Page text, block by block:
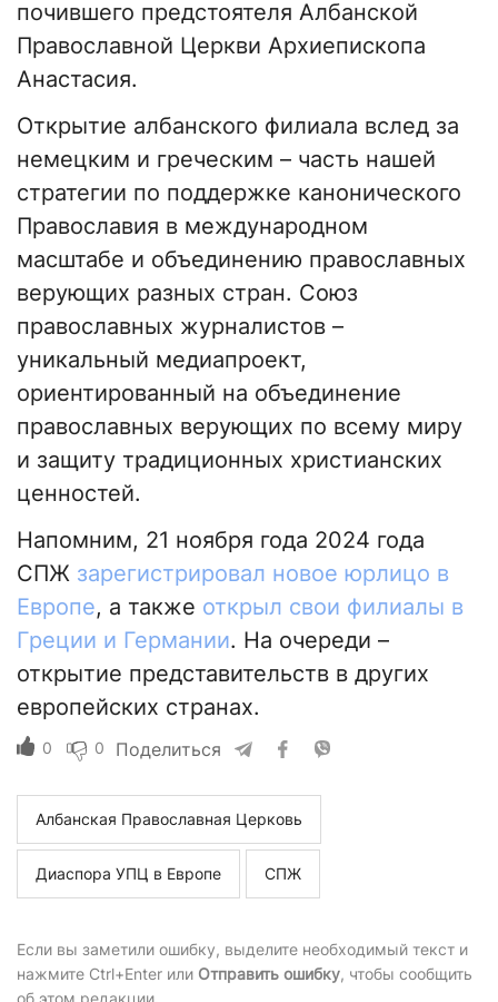
почившего предстоятеля Албанской
Православной Церкви Архиепископа
Анастасия.
Открытие албанского филиала вслед за
немецким и греческим – часть нашей
стратегии по поддержке канонического
Православия в международном
масштабе и объединению православных
верующих разных стран. Союз
православных журналистов –
уникальный медиапроект,
ориентированный на объединение
православных верующих по всему миру
и защиту традиционных христианских
ценностей.
Напомним, 21 ноября года 2024 года
СПЖ зарегистрировал новое юрлицо в
Европе, а также открыл свои филиалы в
Греции и Германии. На очереди –
открытие представительств в других
европейских странах.
0 0 Поделиться
Албанская Православная Церковь
Диаспора УПЦ в Европе СПЖ
Если вы заметили ошибку, выделите необходимый текст и
нажмите Ctrl+Enter или Отправить ошибку, чтобы сообщить